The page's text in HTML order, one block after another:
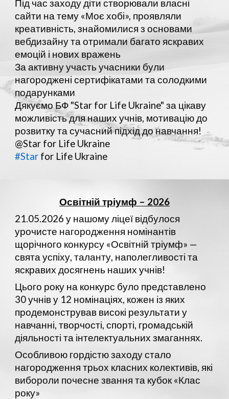
Під час заходу діти створювали власні
сайти на тему «Моє хобі», проявляли
креативність, знайомилися з основами
вебдизайну та отримали багато яскравих
емоцій і нових вражень
За активну участь учасники були
нагороджені сертифікатами та солодкими
подарунками
Дякуємо БФ "Star for Life Ukraine" за цікаву
можливість для наших учнів, мотивацію до
розвитку та сучасний підхід до навчання!
@Star for Life Ukraine
#Star for Life Ukraine
Освітній тріумф – 2026
21.05.2026 у нашому ліцеї відбулося
урочисте нагородження номінантів
щорічного конкурсу «Освітній тріумф» —
свята успіху, таланту, наполегливості та
яскравих досягнень наших учнів!
Цього року на конкурс було представлено
30 учнів у 12 номінаціях, кожен із яких
продемонстрував високі результати у
навчанні, творчості, спорті, громадській
діяльності та інтелектуальних змаганнях.
Особливою гордістю заходу стало
нагородження трьох класних колективів, які
вибороли почесне звання та кубок «Клас
року»